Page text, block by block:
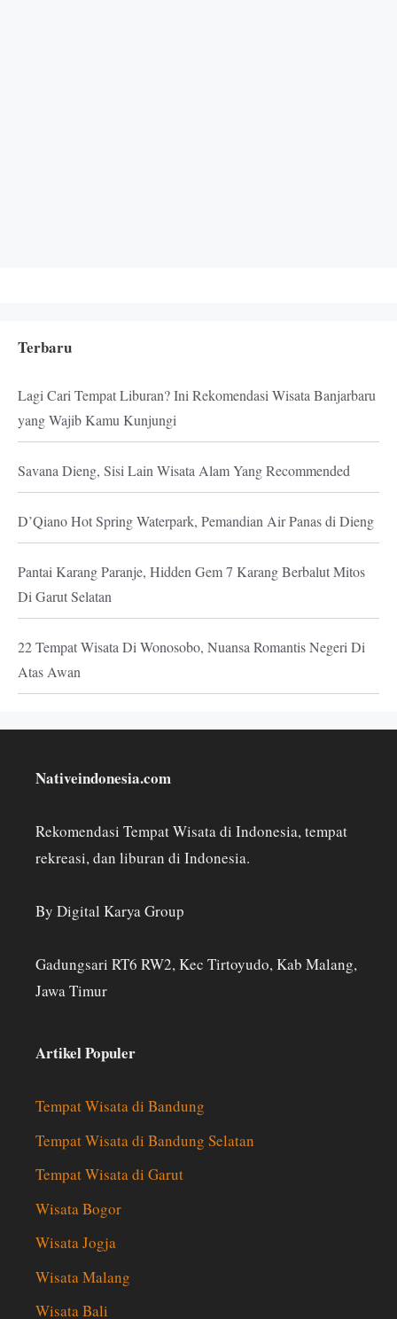
Terbaru
Lagi Cari Tempat Liburan? Ini Rekomendasi Wisata Banjarbaru
yang Wajib Kamu Kunjungi
Savana Dieng, Sisi Lain Wisata Alam Yang Recommended
D’Qiano Hot Spring Waterpark, Pemandian Air Panas di Dieng
Pantai Karang Paranje, Hidden Gem 7 Karang Berbalut Mitos
Di Garut Selatan
22 Tempat Wisata Di Wonosobo, Nuansa Romantis Negeri Di
Atas Awan
Nativeindonesia.com
Rekomendasi Tempat Wisata di Indonesia, tempat
rekreasi, dan liburan di Indonesia.
By Digital Karya Group
Gadungsari RT6 RW2, Kec Tirtoyudo, Kab Malang,
Jawa Timur
Artikel Populer
Tempat Wisata di Bandung
Tempat Wisata di Bandung Selatan
Tempat Wisata di Garut
Wisata Bogor
Wisata Jogja
Wisata Malang
Wisata Bali